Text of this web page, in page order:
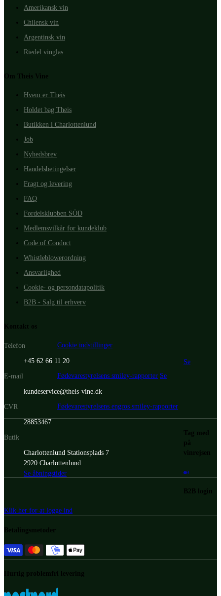
Amerikansk vin
Chilensk vin
Argentinsk vin
Riedel vinglas
Om Theis Vine
Hvem er Theis
Holdet bag Theis
Butikken i Charlottenlund
Job
Nyhedsbrev
Handelsbetingelser
Fragt og levering
FAQ
Fordelsklubben SÖD
Medlemsvilkår for kundeklub
Code of Conduct
Whistleblowerordning
Ansvarlighed
Cookie- og persondatapolitik
B2B - Salg til erhverv
Kontakt os
Telefon
+45 62 66 11 20
E-mail
kundeservice@theis-vine.dk
CVR
28853467
Butik
Charlottenlund Stationsplads 7
2920 Charlottenlund
Se åbningstider
Cookie indstillinger
Se
Fødevarestyrelsens smiley-rapporter Se
Fødevarestyrelsens engros smiley-rapporter
Tag med
på
vinrejsen
B2B login
Klik her for at logge ind
Betalingsmetoder
Hurtig problemfri levering